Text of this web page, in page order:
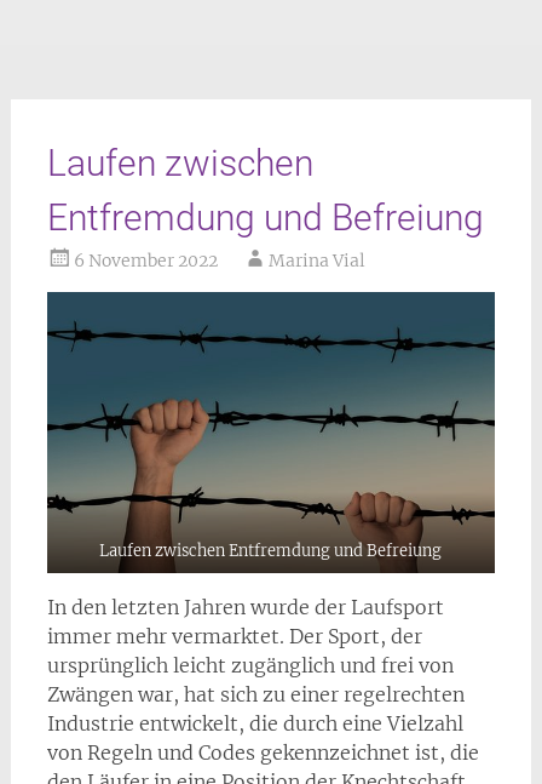
Laufen zwischen
Entfremdung und Befreiung
6 November 2022 Marina Vial
Laufen zwischen Entfremdung und Befreiung
In den letzten Jahren wurde der Laufsport
immer mehr vermarktet. Der Sport, der
ursprünglich leicht zugänglich und frei von
Zwängen war, hat sich zu einer regelrechten
Industrie entwickelt, die durch eine Vielzahl
von Regeln und Codes gekennzeichnet ist, die